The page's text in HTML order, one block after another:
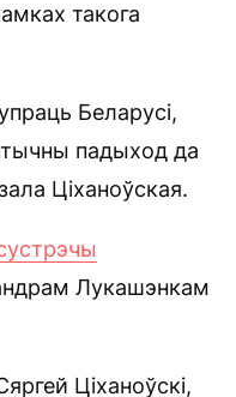
такога
Беларусі,
падыход да
Ціханоўская.
Лукашэнкам
Ціханоўскі,